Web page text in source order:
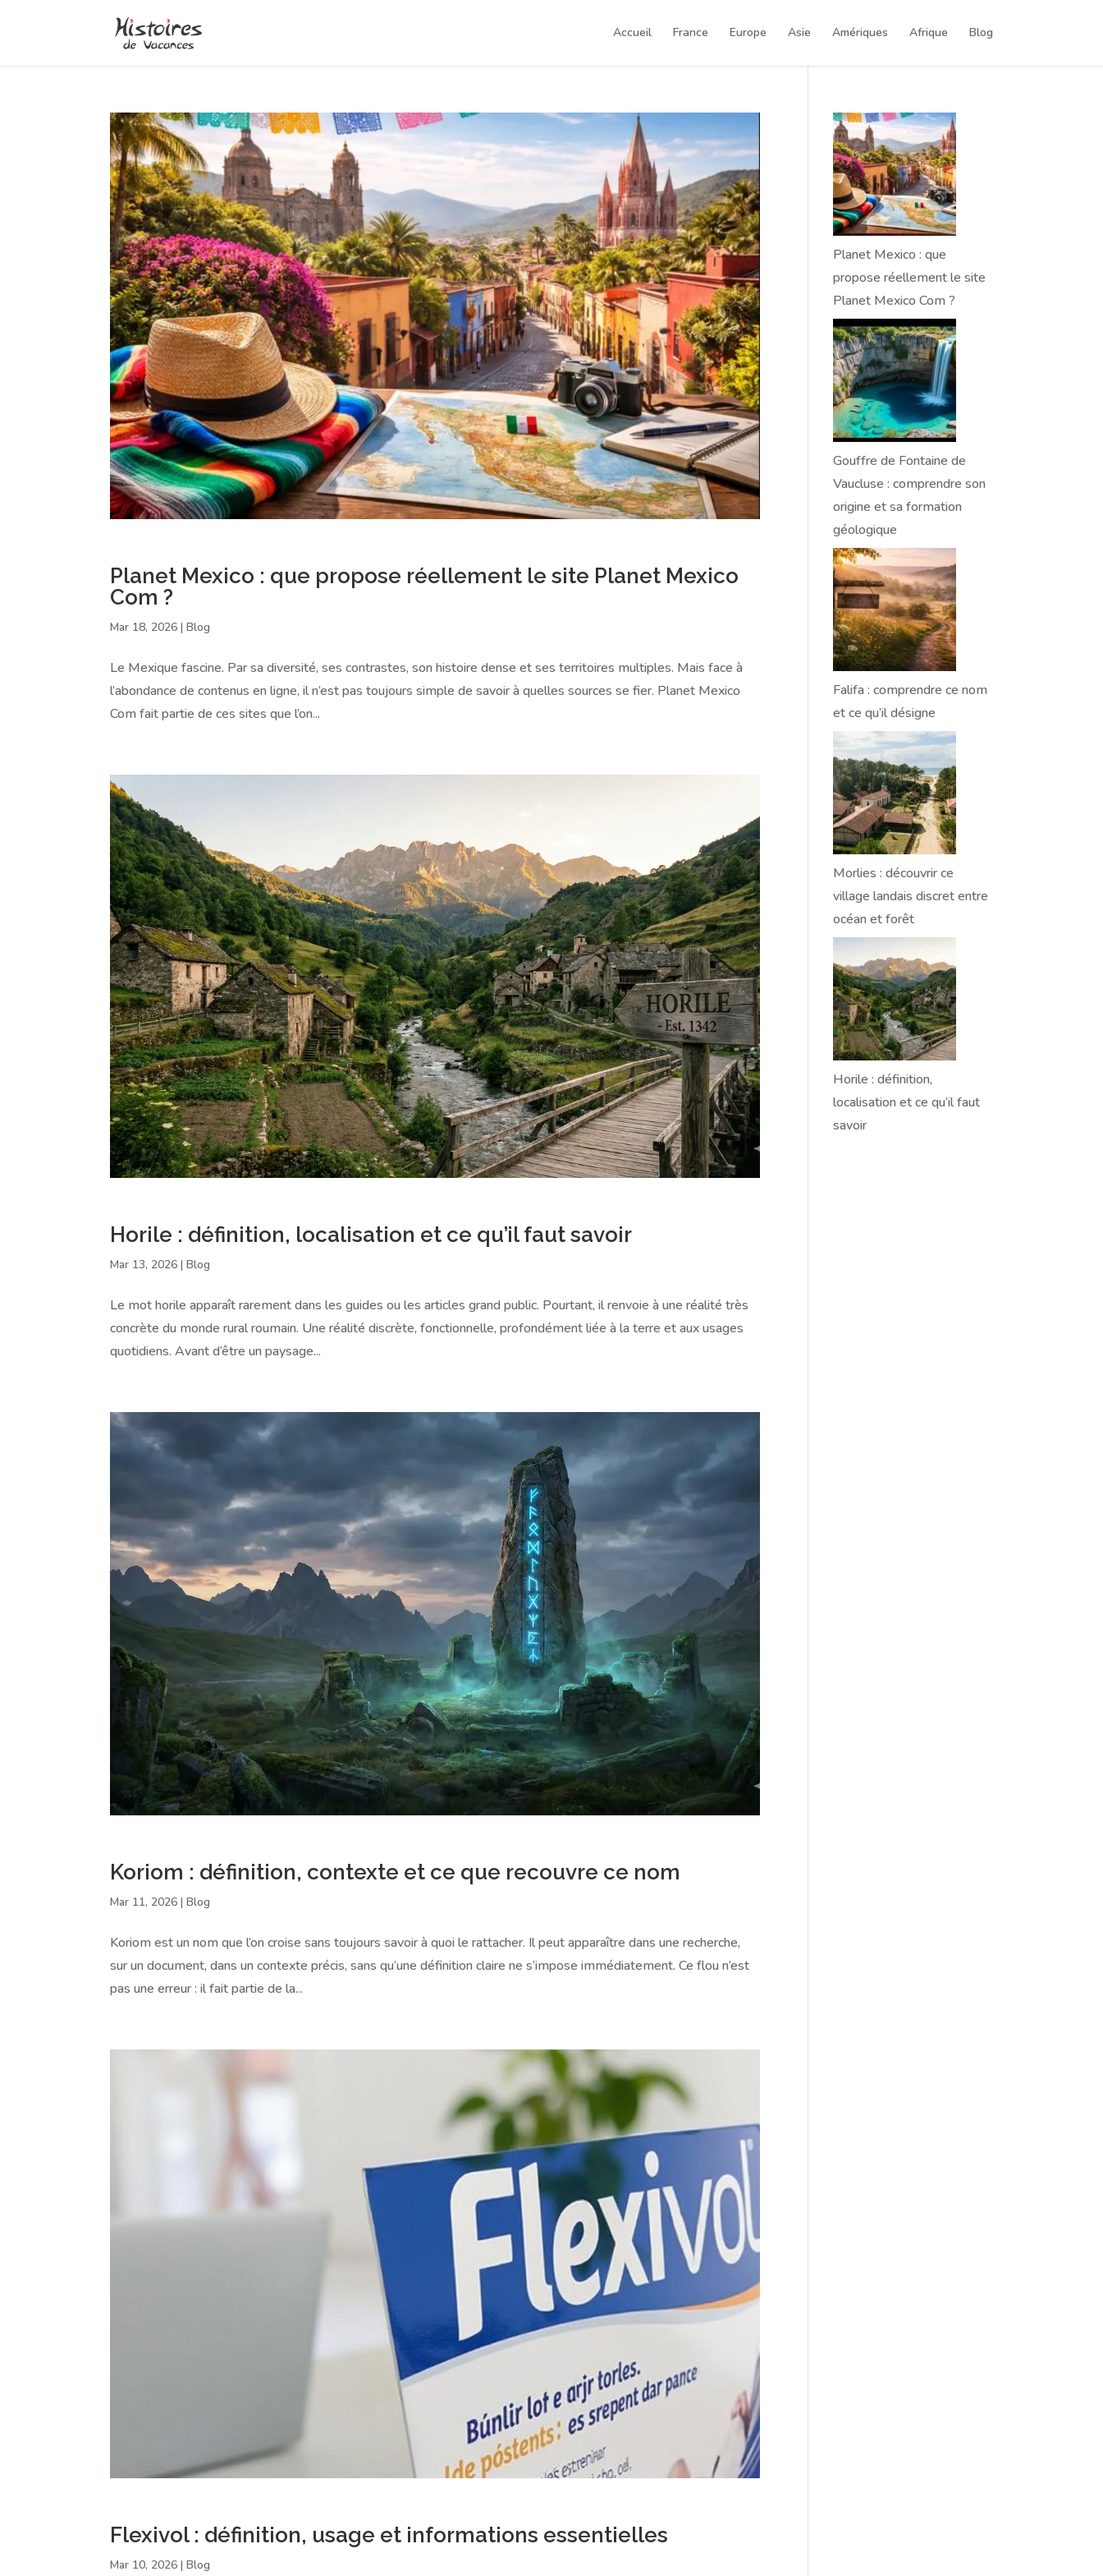
Accueil France Europe Asie Amériques Afrique Blog
Planet Mexico : que propose réellement le site Planet Mexico
Com ?
Mar 18, 2026 |Blog
Le Mexique fascine. Par sa diversité, ses contrastes, son histoire dense et ses territoires multiples. Mais face à
l’abondance de contenus en ligne, il n’est pas toujours simple de savoir à quelles sources se fier. Planet Mexico
Com fait partie de ces sites que l’on...
Horile : définition, localisation et ce qu’il faut savoir
Mar 13, 2026 |Blog
Le mot horile apparaît rarement dans les guides ou les articles grand public. Pourtant, il renvoie à une réalité très
concrète du monde rural roumain. Une réalité discrète, fonctionnelle, profondément liée à la terre et aux usages
quotidiens. Avant d’être un paysage...
Koriom : définition, contexte et ce que recouvre ce nom
Mar 11, 2026 |Blog
Koriom est un nom que l’on croise sans toujours savoir à quoi le rattacher. Il peut apparaître dans une recherche,
sur un document, dans un contexte précis, sans qu’une définition claire ne s’impose immédiatement. Ce flou n’est
pas une erreur : il fait partie de la...
Flexivol : définition, usage et informations essentielles
Mar 10, 2026 |Blog
Planet Mexico : que
propose réellement le site
Planet Mexico Com ?
Gouffre de Fontaine de
Vaucluse : comprendre son
origine et sa formation
géologique
Falifa : comprendre ce nom
et ce qu’il désigne
Morlies : découvrir ce
village landais discret entre
océan et forêt
Horile : définition,
localisation et ce qu’il faut
savoir